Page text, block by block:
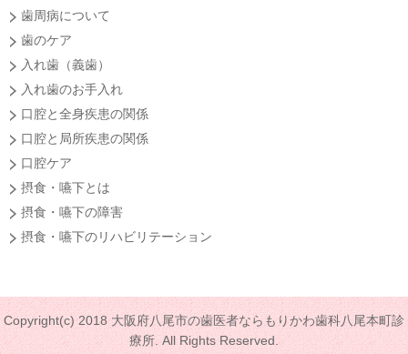
歯周病について
歯のケア
入れ歯（義歯）
入れ歯のお手入れ
口腔と全身疾患の関係
口腔と局所疾患の関係
口腔ケア
摂食・嚥下とは
摂食・嚥下の障害
摂食・嚥下のリハビリテーション
Copyright(c) 2018 大阪府八尾市の歯医者ならもりかわ歯科八尾本町診
療所. All Rights Reserved.